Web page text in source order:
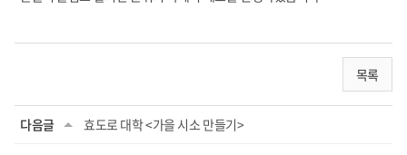
목록
다음글 효도로 대학 <가을 시소 만들기>